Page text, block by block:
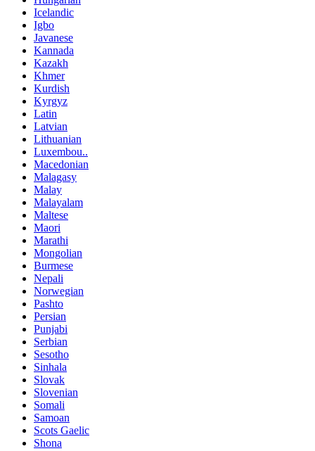
Icelandic
Igbo
Javanese
Kannada
Kazakh
Khmer
Kurdish
Kyrgyz
Latin
Latvian
Lithuanian
Luxembou..
Macedonian
Malagasy
Malay
Malayalam
Maltese
Maori
Marathi
Mongolian
Burmese
Nepali
Norwegian
Pashto
Persian
Punjabi
Serbian
Sesotho
Sinhala
Slovak
Slovenian
Somali
Samoan
Scots Gaelic
Shona